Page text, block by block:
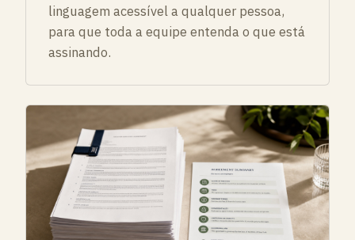
linguagem acessível a qualquer pessoa,
para que toda a equipe entenda o que está
assinando.